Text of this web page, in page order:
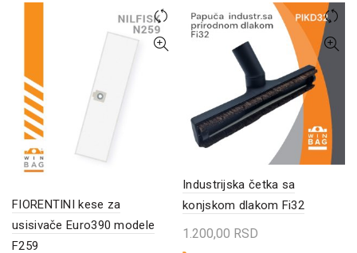
FIORENTINI kese za
usisivače Euro390 modele
F259
Industrijska četka sa
konjskom dlakom Fi32
1.200,00 RSD